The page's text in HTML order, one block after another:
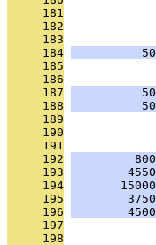
     181
     182
     183
     184
     185
     186
     187
     188
     189
     190
     191
     192
     193
     194
     195
     196
     197
     198